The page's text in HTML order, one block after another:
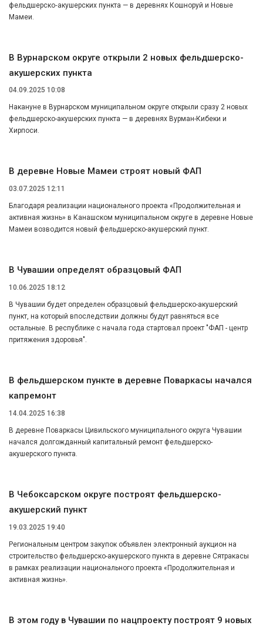
фельдшерско‑акушерских пункта — в деревнях Кошноруй и Новые
Мамеи.
В Вурнарском округе открыли 2 новых фельдшерско-
акушерских пункта
04.09.2025 10:08
Накануне в Вурнарском муниципальном округе открыли сразу 2 новых
фельдшерско-акушерских пункта — в деревнях Вурман-Кибеки и
Хирпоси.
В деревне Новые Мамеи строят новый ФАП
03.07.2025 12:11
Благодаря реализации национального проекта «Продолжительная и
активная жизнь» в Канашском муниципальном округе в деревне Новые
Мамеи возводится новый фельдшерско-акушерский пункт.
В Чувашии определят образцовый ФАП
10.06.2025 18:12
В Чувашии будет определен образцовый фельдшерско-акушерский
пункт, на который впоследствии должны будут равняться все
остальные. В республике с начала года стартовал проект "ФАП - центр
притяжения здоровья".
В фельдшерском пункте в деревне Поваркасы начался
капремонт
14.04.2025 16:38
В деревне Поваркасы Цивильского муниципального округа Чувашии
начался долгожданный капитальный ремонт фельдшерско-
акушерского пункта.
В Чебоксарском округе построят фельдшерско-
акушерский пункт
19.03.2025 19:40
Региональным центром закупок объявлен электронный аукцион на
строительство фельдшерско-акушерского пункта в деревне Сятракасы
в рамках реализации национального проекта «Продолжительная и
активная жизнь».
В этом году в Чувашии по нацпроекту построят 9 новых